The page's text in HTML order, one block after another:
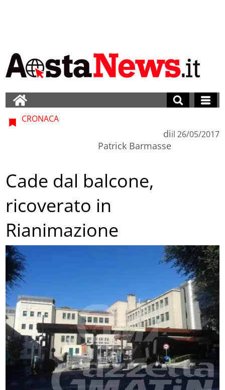
CRONACA
di
Patrick Barmasse
il 26/05/2017
Cade dal balcone,
ricoverato in
Rianimazione